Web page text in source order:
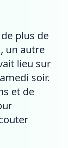
plus de
un autre
lieu sur
soir.
et de